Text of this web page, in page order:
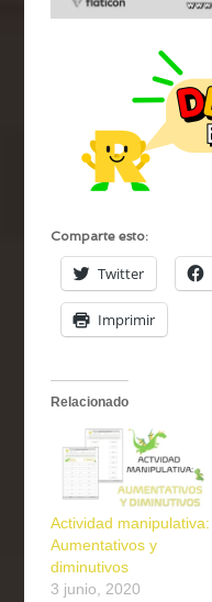
Comparte esto:
Twitter
Imprimir
Relacionado
Actividad manipulativa:
Aumentativos y
diminutivos
3 junio, 2020